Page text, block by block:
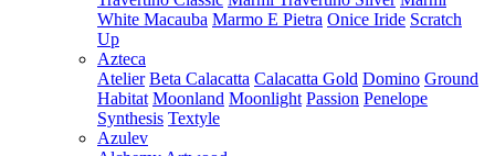
White Macauba Marmo E Pietra Onice Iride Scratch
Up
Azteca
Atelier Beta Calacatta Calacatta Gold Domino Ground
Habitat Moonland Moonlight Passion Penelope
Synthesis Textyle
Azulev